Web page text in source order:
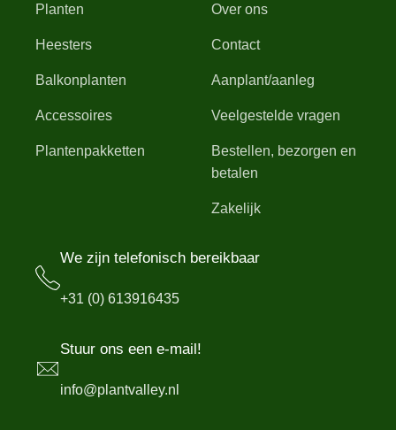
Planten
Heesters
Balkonplanten
Accessoires
Plantenpakketten
Over ons
Contact
Aanplant/aanleg
Veelgestelde vragen
Bestellen, bezorgen en
betalen
Zakelijk
We zijn telefonisch bereikbaar
+31 (0) 613916435
Stuur ons een e-mail!
info@plantvalley.nl